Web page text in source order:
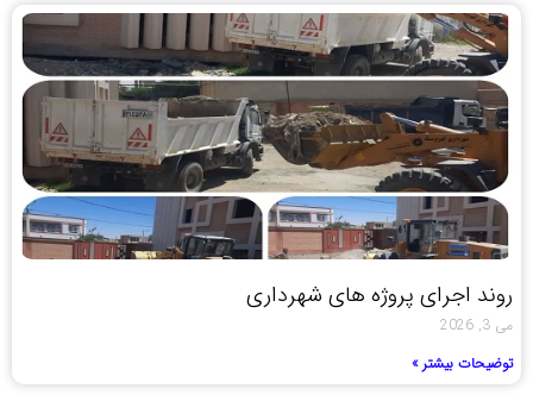
روند اجرای پروژه های شهرداری
می 3, 2026
توضیحات بیشتر »